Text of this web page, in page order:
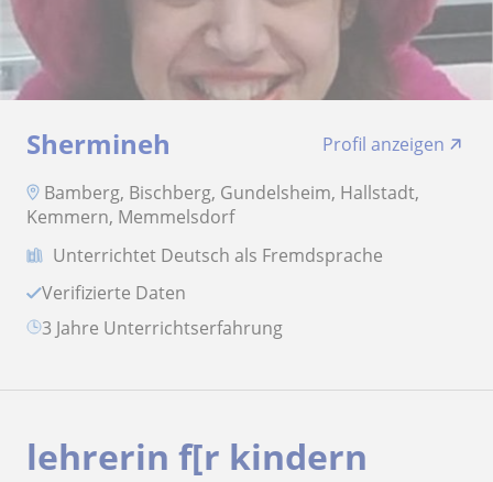
Shermineh
Profil anzeigen
Bamberg, Bischberg, Gundelsheim, Hallstadt,
Kemmern, Memmelsdorf
Unterrichtet Deutsch als Fremdsprache
Verifizierte Daten
3 Jahre Unterrichtserfahrung
lehrerin f[r kindern